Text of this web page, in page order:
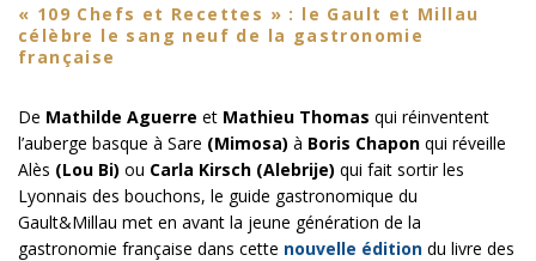
« 109 Chefs et Recettes » : le Gault et Millau
célèbre le sang neuf de la gastronomie
française
De Mathilde Aguerre et Mathieu Thomas qui réinventent
l’auberge basque à Sare (Mimosa) à Boris Chapon qui réveille
Alès (Lou Bi) ou Carla Kirsch (Alebrije) qui fait sortir les
Lyonnais des bouchons, le guide gastronomique du
Gault&Millau met en avant la jeune génération de la
gastronomie française dans cette nouvelle édition du livre des